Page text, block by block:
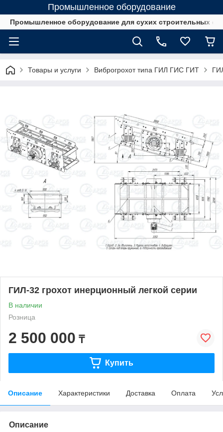
Промышленное оборудование
Промышленное оборудование для сухих строительных
Товары и услуги Виброгрохот типа ГИЛ ГИС ГИТ
ГИЛ-32 грохот инерционный легкой серии
В наличии
Розница
2 500 000 ₸
Купить
Описание Характеристики Доставка Оплата
Описание